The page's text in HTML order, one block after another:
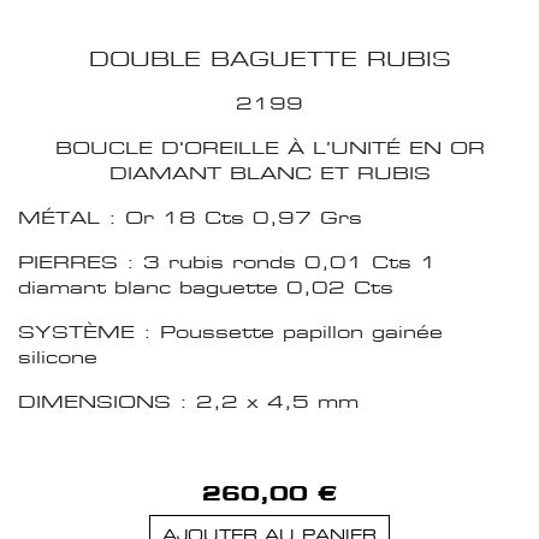
DOUBLE BAGUETTE RUBIS
2199
BOUCLE D'OREILLE À L’UNITÉ EN OR
DIAMANT BLANC ET RUBIS
MÉTAL : Or 18 Cts 0,97 Grs
PIERRES : 3 rubis ronds 0,01 Cts 1
diamant blanc baguette 0,02 Cts
SYSTÈME : Poussette papillon gainée
silicone
DIMENSIONS : 2,2 x 4,5 mm
260,00 €
AJOUTER AU PANIER